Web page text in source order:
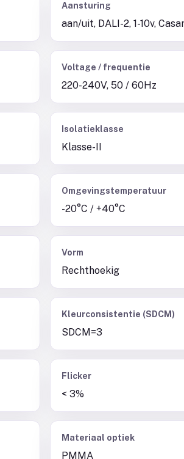
Aansturing
aan/uit, DALI-2, 1-10v,
Voltage / frequentie
220-240V, 50 / 60Hz
Isolatieklasse
Klasse-II
Omgevingstemperatuur
-20°C / +40°C
Vorm
Rechthoekig
Kleurconsistentie (SDCM)
SDCM=3
Flicker
< 3%
Materiaal optiek
PMMA